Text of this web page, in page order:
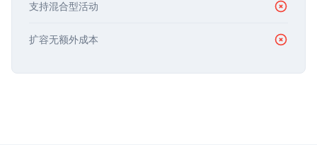
支持混合型活动
扩容无额外成本